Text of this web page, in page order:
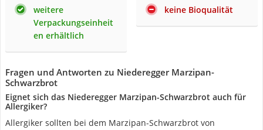
weitere
Verpackungseinheit
en erhältlich
keine Bioqualität
Fragen und Antworten zu Niederegger Marzipan-
Schwarzbrot
Eignet sich das Niederegger Marzipan-Schwarzbrot auch für
Allergiker?
Allergiker sollten bei dem Marzipan-Schwarzbrot von